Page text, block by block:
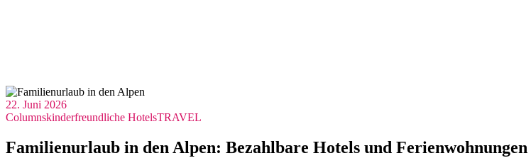
22. Juni 2026
Columnskinderfreundliche HotelsTRAVEL
Familienurlaub in den Alpen: Bezahlbare Hotels und Ferienwohnungen